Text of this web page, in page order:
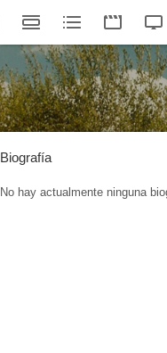
Biografía
No hay actualmente ninguna